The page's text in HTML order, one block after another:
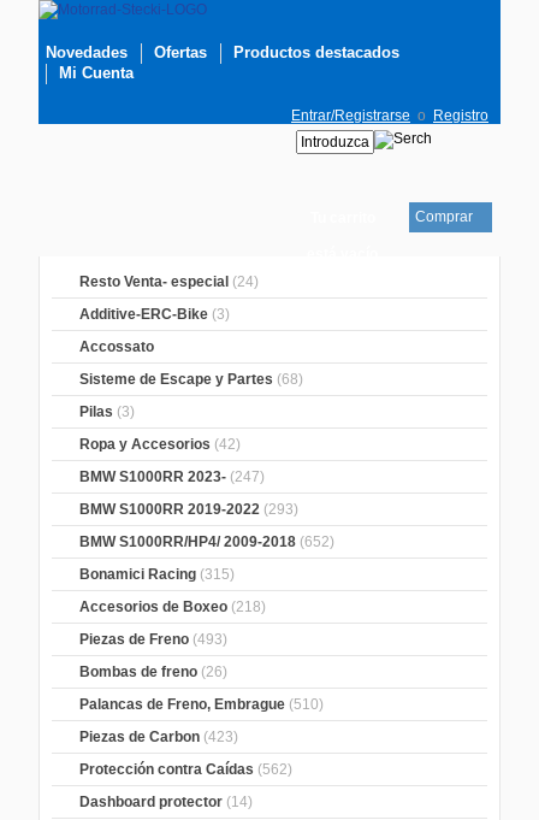
Novedades Ofertas
Productos destacados
Mi Cuenta
Entrar/Registrarse o Registro
Comprar
Resto Venta- especial (24)
Additive-ERC-Bike (3)
Accossato
Sisteme de Escape y Partes (68)
Pilas (3)
Ropa y Accesorios (42)
BMW S1000RR 2023- (247)
BMW S1000RR 2019-2022 (293)
BMW S1000RR/HP4/ 2009-2018 (652)
Bonamici Racing (315)
Accesorios de Boxeo (218)
Piezas de Freno (493)
Bombas de freno (26)
Palancas de Freno, Embrague (510)
Piezas de Carbon (423)
Protección contra Caídas (562)
Dashboard protector (14)